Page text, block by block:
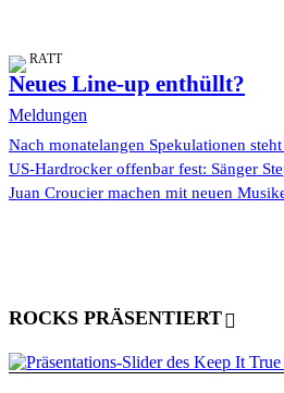
RATT
Neues Line-up enthüllt?
Meldungen
Nach monatelangen Spekulationen
US-Hardrocker offenbar fest: Sänger
Juan Croucier machen mit neuen
ROCKS PRÄSENTIERT